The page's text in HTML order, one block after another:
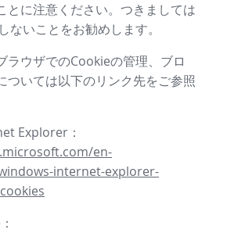
とに注意ください。つきましては
ないことをお勧めします。
ラウザでのCookieの管理、ブロ
ついては以下のリンク先をご参照
Explorer：
en-
internet-explorer-